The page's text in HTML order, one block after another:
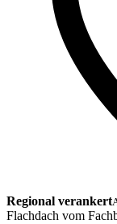
Regional verankert
Flachdach vom